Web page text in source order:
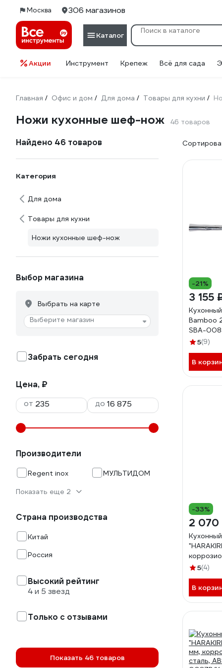
Москва 306 магазинов
Каталог
Акции Инструмент Крепеж Всё для сада
Главная / Офис и дом / Для дома / Товары для кухни /
Ножи кухонные шеф-нож 46 товаров
Найдено 46 товаров
Категория
Для дома
Товары для кухни
Ножи кухонные шеф-нож
Выбор магазина
Выбрать на карте
Выберите магазин
Забрать сегодня
Цена, ₽
от
до
Производители
Regent inox МУЛЬТИДОМ
Показать еще 2
Страна производства
Китай
Россия
Высокий рейтинг
4 и 5 звезд
Только с отзывами
Показать 46 товаров
-21%
3 155
Bamboo
SBA-
5(9)
В
-33%
2 070
сталь,
5(4)
В